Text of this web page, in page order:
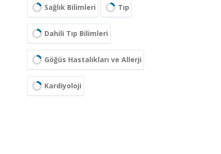
Sağlık Bilimleri Tıp
Dahili Tıp Bilimleri
Göğüs Hastalıkları ve Allerji
Kardiyoloji